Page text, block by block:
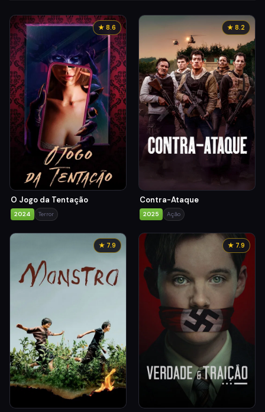
★ 8.6
O Jogo da Tentação
2024 Terror
★ 8.2
Contra-Ataque
2025 Ação
★ 7.9 ★ 7.9